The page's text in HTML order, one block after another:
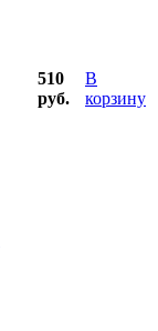
510
руб.
В
корзину